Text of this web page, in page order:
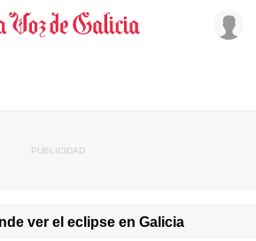
ver el eclipse en Galicia